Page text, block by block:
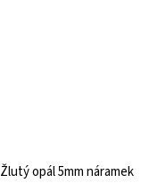
Žlutý opál 5mm náramek